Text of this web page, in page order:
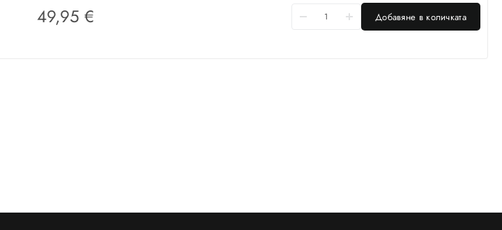
49,95 € Добавяне в количката